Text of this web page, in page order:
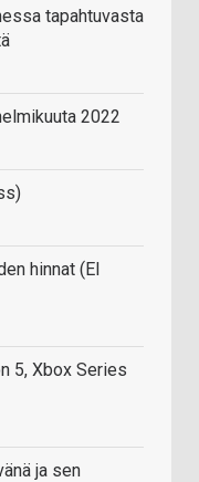
tapahtuvasta
2022
hinnat (EI
5, Xbox Series
ja sen